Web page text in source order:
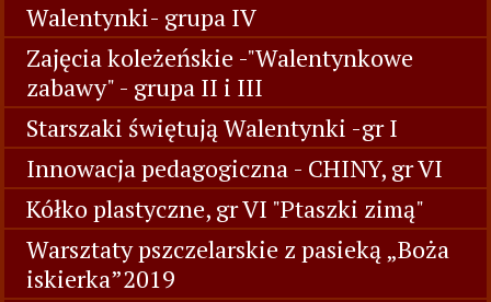
Walentynki- grupa IV
Zajęcia koleżeńskie -"Walentynkowe
zabawy" - grupa II i III
Starszaki świętują Walentynki -gr I
Innowacja pedagogiczna - CHINY, gr VI
Kółko plastyczne, gr VI "Ptaszki zimą"
Warsztaty pszczelarskie z pasieką „Boża
iskierka”2019